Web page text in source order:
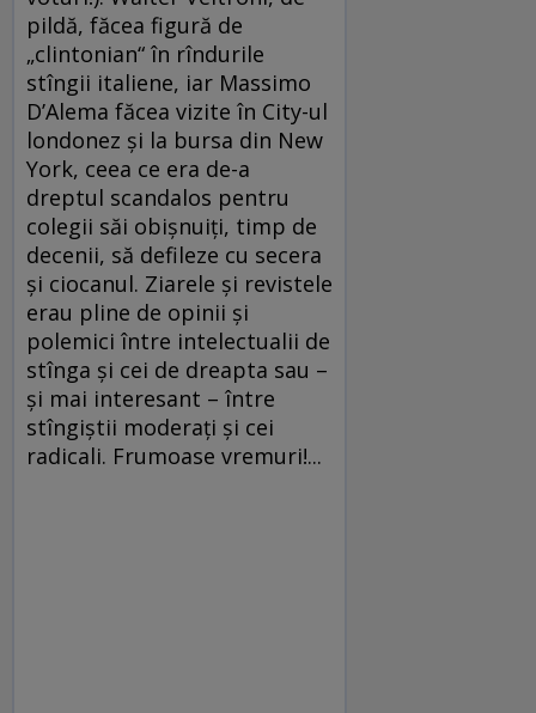
pildă, făcea figură de
„clintonian“ în rîndurile
stîngii italiene, iar Massimo
D’Alema făcea vizite în City-ul
londonez şi la bursa din New
York, ceea ce era de-a
dreptul scandalos pentru
colegii săi obişnuiţi, timp de
decenii, să defileze cu secera
şi ciocanul. Ziarele şi revistele
erau pline de opinii şi
polemici între intelectualii de
stînga şi cei de dreapta sau –
şi mai interesant – între
stîngiştii moderaţi şi cei
radicali. Frumoase vremuri!...